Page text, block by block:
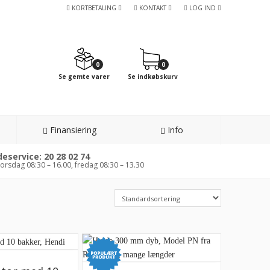
KORTBETALING KONTAKT LOG IND
0
Se gemte varer
0
Se indkøbskurv
Finansiering Info
20 28 02 74
08:30 – 16.00, fredag 08:30 – 13.30